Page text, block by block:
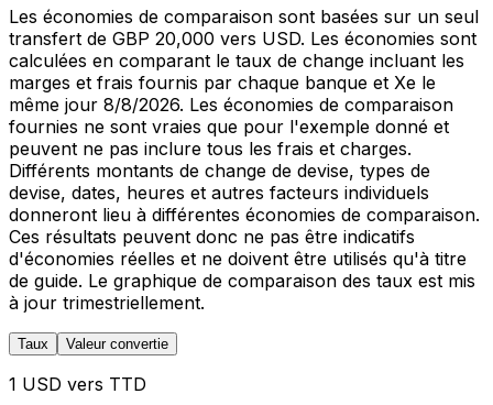
Les économies de comparaison sont basées sur un seul
transfert de GBP 20,000 vers USD. Les économies sont
calculées en comparant le taux de change incluant les
marges et frais fournis par chaque banque et Xe le
même jour 8/8/2026. Les économies de comparaison
fournies ne sont vraies que pour l'exemple donné et
peuvent ne pas inclure tous les frais et charges.
Différents montants de change de devise, types de
devise, dates, heures et autres facteurs individuels
donneront lieu à différentes économies de comparaison.
Ces résultats peuvent donc ne pas être indicatifs
d'économies réelles et ne doivent être utilisés qu'à titre
de guide. Le graphique de comparaison des taux est mis
à jour trimestriellement.
Taux Valeur convertie
1 USD vers TTD